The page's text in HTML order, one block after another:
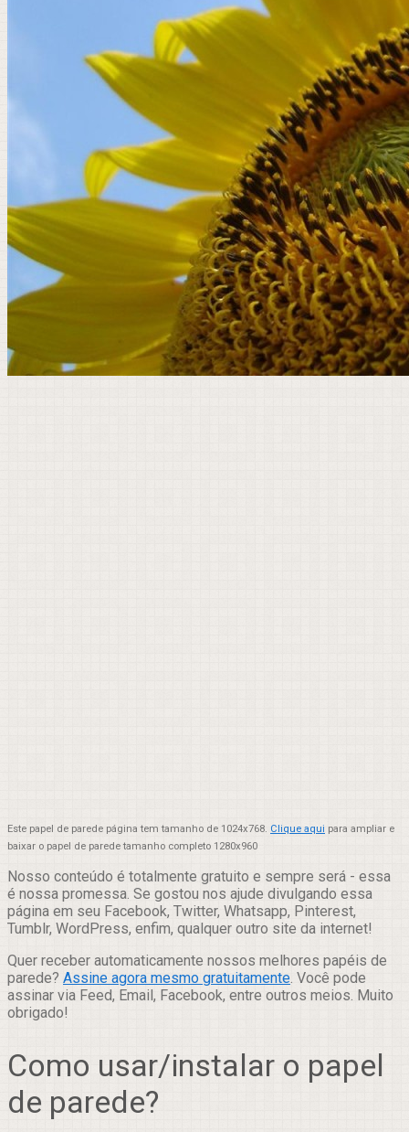
Este papel de parede página tem tamanho de 1024x768. Clique aqui para ampliar e
baixar o papel de parede tamanho completo 1280x960
Nosso conteúdo é totalmente gratuito e sempre será - essa
é nossa promessa. Se gostou nos ajude divulgando essa
página em seu Facebook, Twitter, Whatsapp, Pinterest,
Tumblr, WordPress, enfim, qualquer outro site da internet!
Quer receber automaticamente nossos melhores papéis de
parede? Assine agora mesmo gratuitamente. Você pode
assinar via Feed, Email, Facebook, entre outros meios. Muito
obrigado!
Como usar/instalar o papel
de parede?